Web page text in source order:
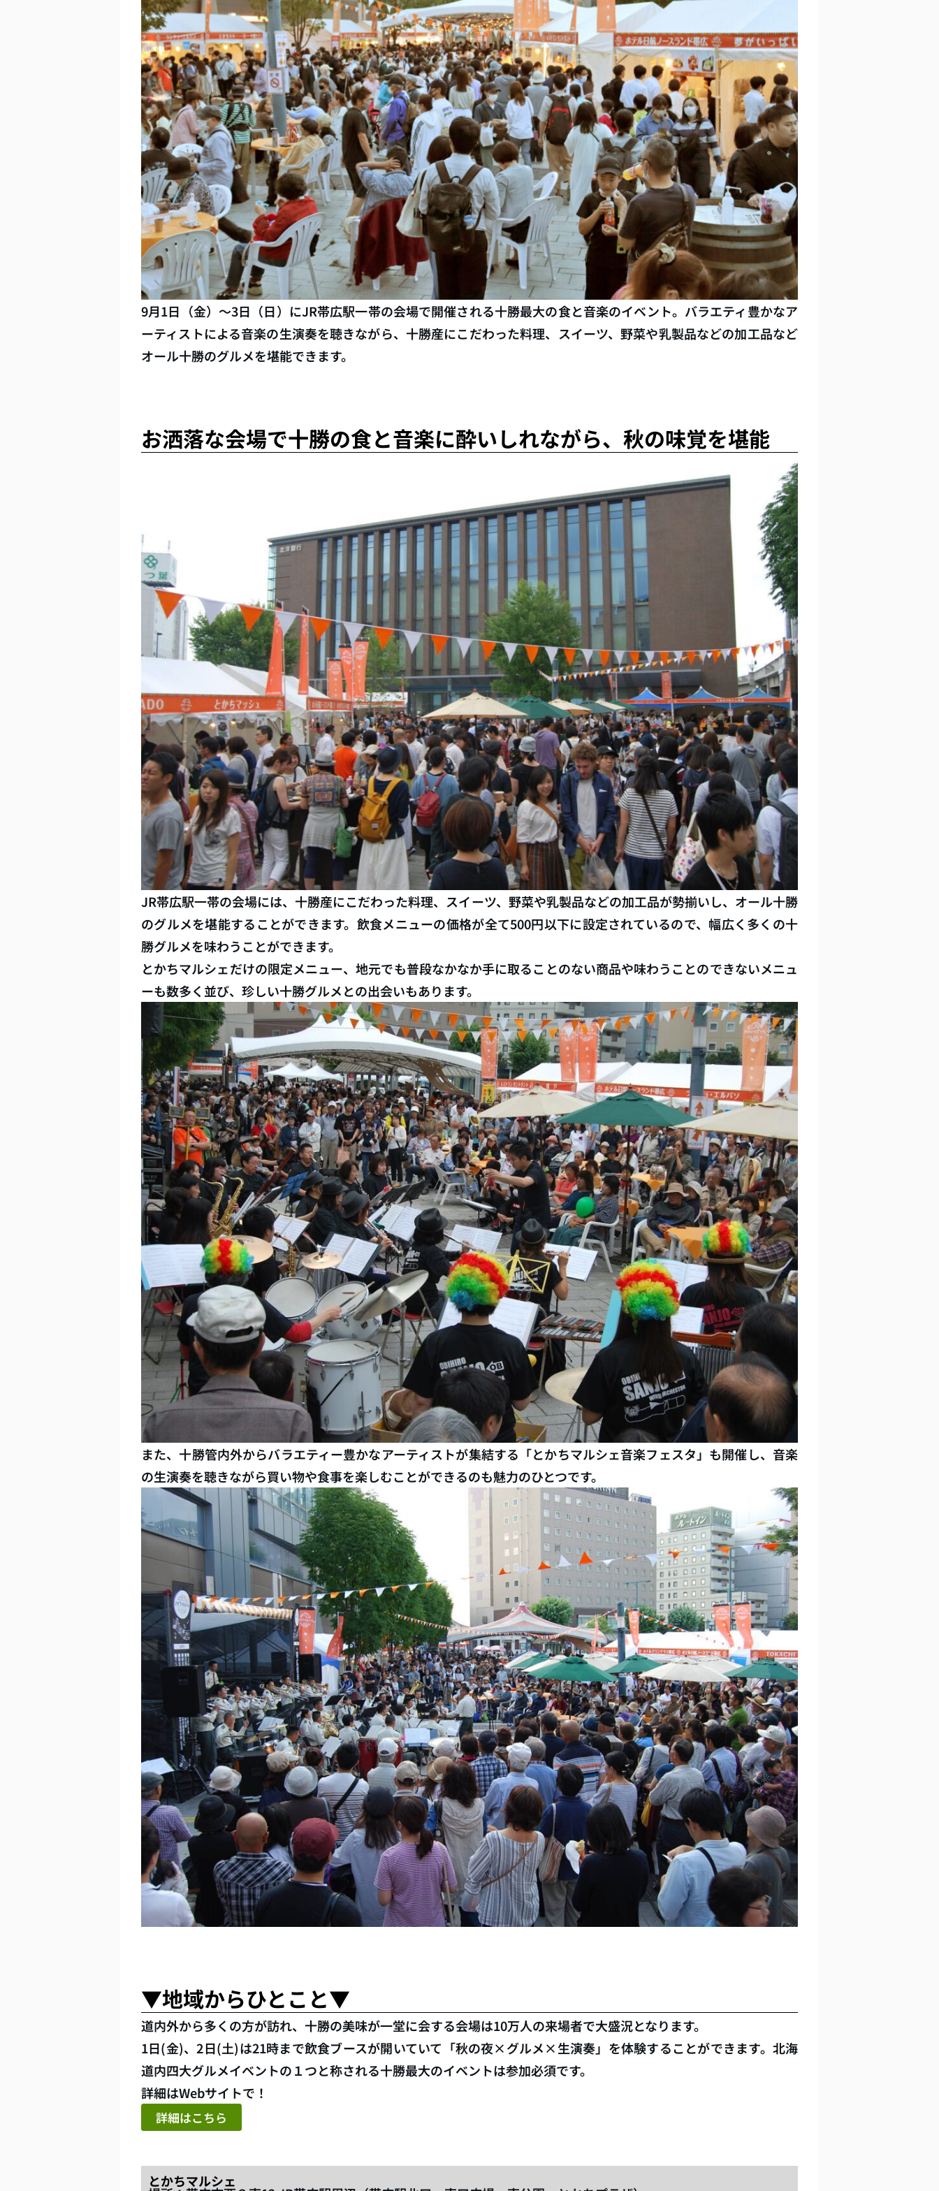
9月1日（金）～3日（日）にJR帯広駅一帯の会場で開催される十勝最大の食と音楽のイベント。バラエティ豊かなア
ーティストによる音楽の生演奏を聴きながら、十勝産にこだわった料理、スイーツ、野菜や乳製品などの加工品など
オール十勝のグルメを堪能できます。
お洒落な会場で十勝の食と音楽に酔いしれながら、秋の味覚を堪能
JR帯広駅一帯の会場には、十勝産にこだわった料理、スイーツ、野菜や乳製品などの加工品が勢揃いし、オール十勝
のグルメを堪能することができます。飲食メニューの価格が全て500円以下に設定されているので、幅広く多くの十
勝グルメを味わうことができます。
とかちマルシェだけの限定メニュー、地元でも普段なかなか手に取ることのない商品や味わうことのできないメニュ
ーも数多く並び、珍しい十勝グルメとの出会いもあります。
また、十勝管内外からバラエティー豊かなアーティストが集結する「とかちマルシェ音楽フェスタ」も開催し、音楽
の生演奏を聴きながら買い物や食事を楽しむことができるのも魅力のひとつです。
▼地域からひとこと▼
道内外から多くの方が訪れ、十勝の美味が一堂に会する会場は10万人の来場者で大盛況となります。
1日(金)、2日(土)は21時まで飲食ブースが開いていて「秋の夜×グルメ×生演奏」を体験することができます。北海
道内四大グルメイベントの１つと称される十勝最大のイベントは参加必須です。
詳細はWebサイトで！
詳細はこちら
とかちマルシェ